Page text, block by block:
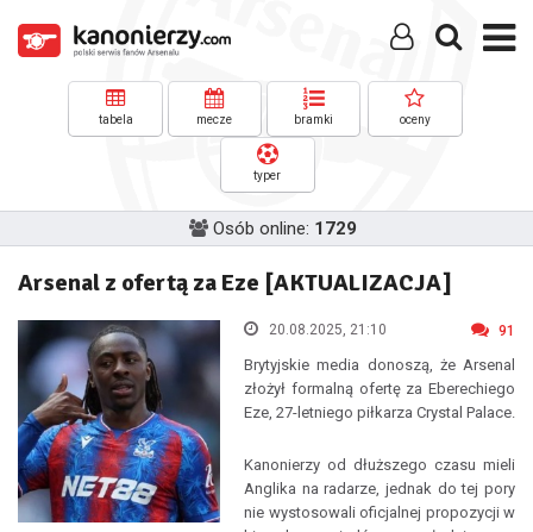
tabela mecze bramki oceny
typer
Osób online: 1729
Arsenal z ofertą za Eze [AKTUALIZACJA]
20.08.2025, 21:10 91
Brytyjskie media donoszą, że Arsenal
złożył formalną ofertę za Eberechiego
Eze, 27-letniego piłkarza Crystal Palace.
Kanonierzy od dłuższego czasu mieli
Anglika na radarze, jednak do tej pory
nie wystosowali oficjalnej propozycji w